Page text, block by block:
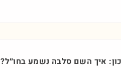
איך השם סלבה נשמע בחו״ל?